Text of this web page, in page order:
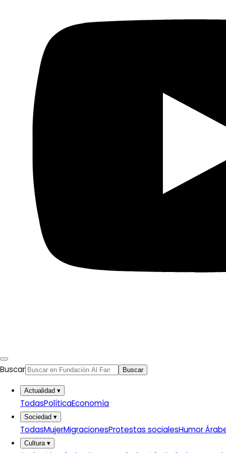
Buscar Buscar
Actualidad ▾
TodasPolíticaEconomía
Sociedad ▾
TodasMujerMigracionesProtestas socialesHumor
Cultura ▾